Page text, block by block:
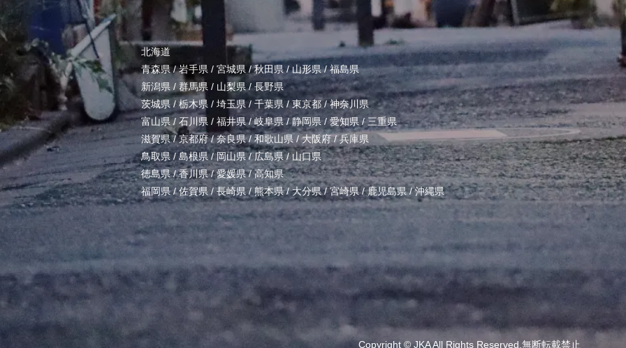
北海道
青森県/岩手県 / 宮城県 /秋田県 /山形県/福島県
新潟県 / 群馬県 / 山梨県/長野県
茨城県 / 栃木県 / 埼玉県/ 千葉県 /東京都/神奈川県
富山県/ 石川県 / 福井県/岐阜県/静岡県/ 愛知県 / 三重県
滋賀県/京都府/奈良県/和歌山県 /大阪府/兵庫県
鳥取県/島根県/岡山県/広島県/山口県
徳島県/香川県/愛媛県/高知県
福岡県/佐賀県/長崎県 /熊本県/大分県/宮崎県/鹿児島県/沖縄県
Copyright ©JKAAll Rights Reserved.無断転載禁止